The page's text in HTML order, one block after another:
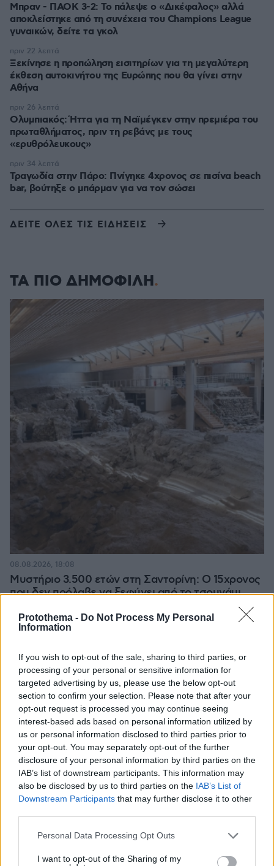
Protothema - Do Not Process My Personal
Information
If you wish to opt-out of the sale, sharing to third parties, or
processing of your personal or sensitive information for
targeted advertising by us, please use the below opt-out
section to confirm your selection. Please note that after your
opt-out request is processed you may continue seeing
interest-based ads based on personal information utilized by
us or personal information disclosed to third parties prior to
your opt-out. You may separately opt-out of the further
disclosure of your personal information by third parties on the
IAB’s list of downstream participants. This information may
also be disclosed by us to third parties on the IAB’s List of
Downstream Participants that may further disclose it to other
Please note that this website/app uses one or more Google
not limited to your visit or usage behaviour. You may click to
Personal Data Processing Opt Outs
I want to opt-out of the Sharing of my
Μπραν - ΠΑΟΚ 3-2: Το πάλεψε ο «Δικέφαλος» αλλά
αποκλείστηκε από τη συνέχεια του Champions League
γυναικών, δείτε τα γκολ
Ξεκίνησε η προπώληση εισιτηρίων για τη μεγαλύτερη
έκθεση αυτοκινήτου της Ευρώπης που θα γίνει στην
Αθήνα
πριν 22 λεπτά
Ολυμπιακός: Ήττα για τη Ναϊμέγκεν στην πρεμιέρα του
πρωταθλήματος, πριν τη ρεβάνς με τους
«ερυθρόλευκους»
πριν 26 λεπτά
Τραγωδία στην Πάρο: Πνίγηκε 4χρονος σε πισίνα beach
bar, βούτηξε ο μπάρμαν για να τον σώσει
πριν 34 λεπτά
ΔΕΙΤΕ ΟΛΕΣ ΤΙΣ ΕΙΔΗΣΕΙΣ
ΤΑ ΠΙΟ ΔΗΜΟΦΙΛΗ
Μυστήριο 3.500 ετών στη Σαντορίνη: Ο 15χρονος
που δεν πρόλαβε να ξεφύγει από το τσουνάμι
έκρηξης
08.08.2026, 18:08